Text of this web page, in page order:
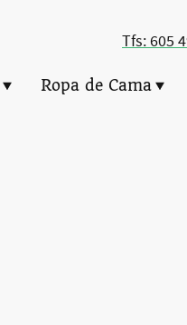
Tfs: 605
Ropa de Cama